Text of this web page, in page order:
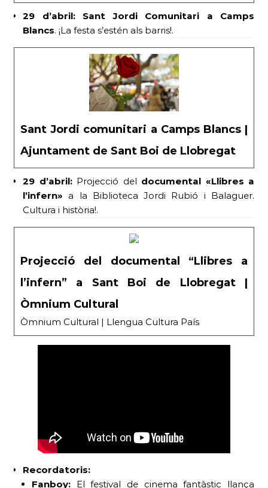
29 d’abril:
Sant Jordi Comunitari a Camps
Blancs. ¡La festa s’estén als barris!.
Sant Jordi comunitari a Camps Blancs |
Ajuntament de Sant Boi de Llobregat
29 d’abril:Projecció del documental «Llibres a
l’infern» a la Biblioteca Jordi Rubió i Balaguer.
Cultura i història!.
Projecció del documental “Llibres a
l’infern” a Sant Boi de Llobregat |
Òmnium Cultural
Òmnium Cultural | Llengua Cultura País
Recordatoris:
Fanboy: El festival de cinema fantàstic llança